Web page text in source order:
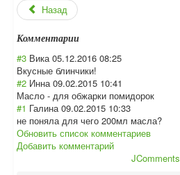
Назад
Комментарии
#3 Вика 05.12.2016 08:25
Вкусные блинчики!
#2 Инна 09.02.2015 10:41
Масло - для обжарки помидорок
#1 Галина 09.02.2015 10:33
не поняла для чего 200мл масла?
Обновить список комментариев
Добавить комментарий
JComments